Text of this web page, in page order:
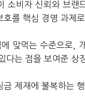
소비자 신뢰와 브랜
를 핵심 경영 과제
맞먹는 수준으로,
다는 점을 보여준 상
제재에 불복하는